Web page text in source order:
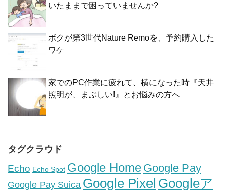
いたままで困っていませんか?
ボクが第3世代Nature Remoを、予約購入した
ワケ
家でのPC作業に疲れて、横になった時『天井
照明が、まぶしい!』とお悩みの方へ
タグクラウド
Echo Echo Spot Google Home Google Pay
Google Pay Suica Google Pixel Googleア